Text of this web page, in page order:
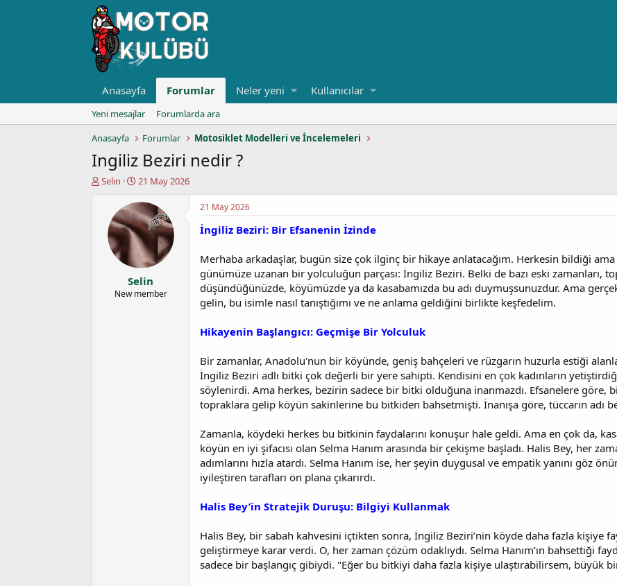
Anasayfa Forumlar Neler yeni Kullanıcılar
Yeni mesajlar
Forumlarda ara
Anasayfa
Forumlar Motosiklet Modelleri ve İncelemeleri
Ingiliz Beziri nedir ?
K
Selin
B
ş
l
a
n
g
ı
ç
t
21 May 2026
Selin
New member
21 May 2026
İngiliz Beziri: Bir Efsanenin İzinde
Merhaba arkadaşlar, bugün size çok ilginç bir hikaye anlatacağım. Herkesin bildiği
günümüze uzanan bir yolculuğun parçası: İngiliz Beziri. Belki de bazı eski zamanları,
düşündüğünüzde, köyümüzde ya da kasabamızda bu adı duymuşsunuzdur. Ama
gelin, bu isimle nasıl tanıştığımı ve ne anlama geldiğini birlikte keşfedelim.
Hikayenin Başlangıcı: Geçmişe Bir Yolculuk
Bir zamanlar, Anadolu'nun bir köyünde, geniş bahçeleri ve rüzgarın huzurla estiği
İngiliz Beziri adlı bitki çok değerli bir yere sahipti. Kendisini en çok kadınların
söylenirdi. Ama herkes, bezirin sadece bir bitki olduğuna inanmazdı. Efsanelere göre,
topraklara gelip köyün sakinlerine bu bitkiden bahsetmişti. İnanışa göre, tüccarın adı
Zamanla, köydeki herkes bu bitkinin faydalarını konuşur hale geldi. Ama en çok da,
köyün en iyi şifacısı olan Selma Hanım arasında bir çekişme başladı. Halis Bey, her
adımlarını hızla atardı. Selma Hanım ise, her şeyin duygusal ve empatik yanını göz
iyileştiren tarafları ön plana çıkarırdı.
Halis Bey’in Stratejik Duruşu: Bilgiyi Kullanmak
Halis Bey, bir sabah kahvesini içtikten sonra, İngiliz Beziri’nin köyde daha fazla kişiye
geliştirmeye karar verdi. O, her zaman çözüm odaklıydı. Selma Hanım’ın bahsettiği
sadece bir başlangıç gibiydi. "Eğer bu bitkiyi daha fazla kişiye ulaştırabilirsem, büyük